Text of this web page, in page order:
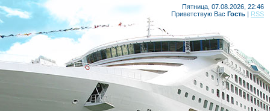
Пятница, 07.08.2026, 22:46
Приветствую Вас Гость | RSS